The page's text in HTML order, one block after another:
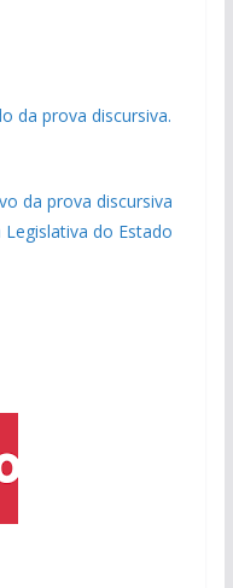
da prova discursiva.
da prova discursiva
do Estado